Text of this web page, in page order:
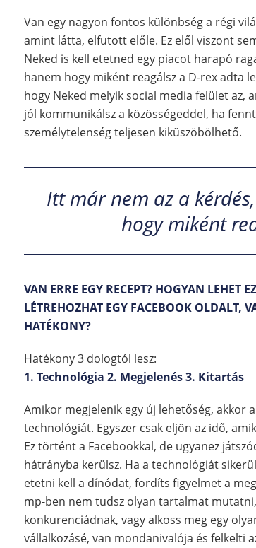
Van egy nagyon fontos különbség a régi
amint látta, elfutott előle. Ez elől viszont
Neked is kell etetned egy piacot harapó
hanem hogy miként reagálsz a D-rex adta
hogy Neked melyik social media felület az,
jól kommunikálsz a közösségeddel, ha
személytelenség teljesen kiküszöbölhető.
Itt már nem az a
hogy miként
VAN ERRE EGY RECEPT? HOGYAN LEHET
LÉTREHOZHAT EGY FACEBOOK OLDALT,
HATÉKONY?
Hatékony 3 dologtól lesz:
1. Technológia 2. Megjelenés 3. Kitartás
Amikor megjelenik egy új lehetőség, akkor
technológiát. Egyszer csak eljön az idő,
Ez történt a Facebookkal, de ugyanez
hátrányba kerülsz. Ha a technológiát
etetni kell a dínódat, fordíts figyelmet a
mp-ben nem tudsz olyan tartalmat
konkurenciádnak, vagy alkoss meg egy
vállalkozásé, van mondanivalója és felkelti